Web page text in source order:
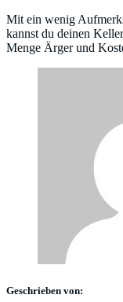
Mit ein wenig
kannst du deinen
Menge Ärger und
Geschrieben von: